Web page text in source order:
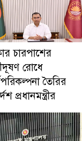
চারপাশের
রোধে
তৈরির
প্রধানমন্ত্রীর